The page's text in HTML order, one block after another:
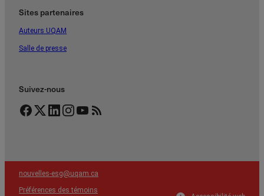
Sites partenaires
Auteurs UQAM
Salle de presse
Suivez-nous
Facebook Twitter LinkedIn Instagram YouTube Flux RSS
nouvelles-esg@uqam.ca
Préférences des témoins